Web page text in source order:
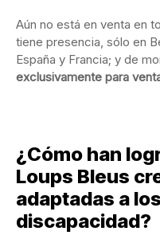
Aún no está en venta en
tiene presencia, sólo en
España y Francia; y de
exclusivamente para
¿Cómo han
Loups Bleus
adaptadas a
discapacidad?